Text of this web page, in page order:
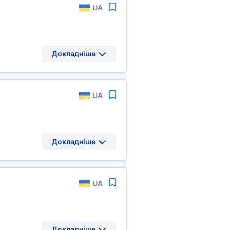
UA
Докладніше
UA
Докладніше
UA